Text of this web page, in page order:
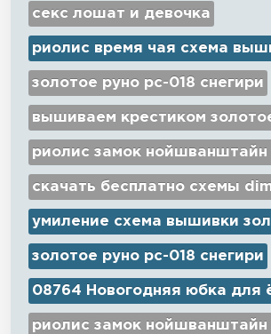
секс лошат и девочка
риолис время чая схема
золотое руно рс-018 снегири
вышиваем крестиком
риолис замок нойшванштайн
скачать бесплатно схемы
умиление схема вышивки
золотое руно рс-018 снегири
08764 Новогодняя юбка для
риолис замок нойшванштайн